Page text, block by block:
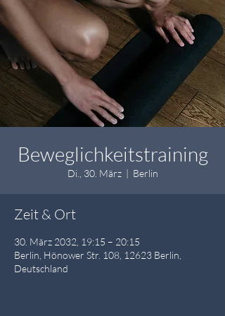
Beweglichkeitstraining
Di., 30. März
  |
Berlin
Zeit & Ort
30. März 2032, 19:15 – 20:15
Berlin, Hönower Str. 108, 12623 Berlin,
Deutschland